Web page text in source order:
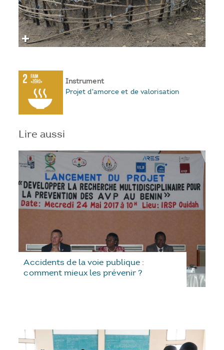
Instrument
Projet d'amorce et de valorisation
Lire aussi
Accidents de la voie publique :
comment mieux les prévenir ?